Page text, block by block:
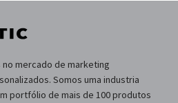
no mercado de marketing
Somos uma industria
portfólio de mais de 100 produtos